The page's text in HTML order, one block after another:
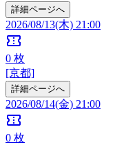
詳細ページへ
2026/08/13(木) 21:00
confirmation_number
0 枚
[京都]
詳細ページへ
2026/08/14(金) 21:00
confirmation_number
0 枚